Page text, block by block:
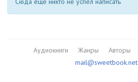
Аудиокниги Жанры Авторы
mail@sweetbook.net